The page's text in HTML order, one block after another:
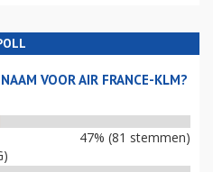
VOOR AIR FRANCE-KLM?
47% (81 stemmen)